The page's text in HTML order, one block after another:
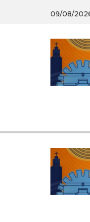
09/08/